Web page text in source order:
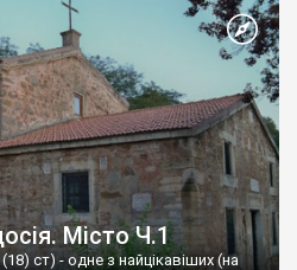
Місто Ч.1
ст) - одне з найцікавіших (на